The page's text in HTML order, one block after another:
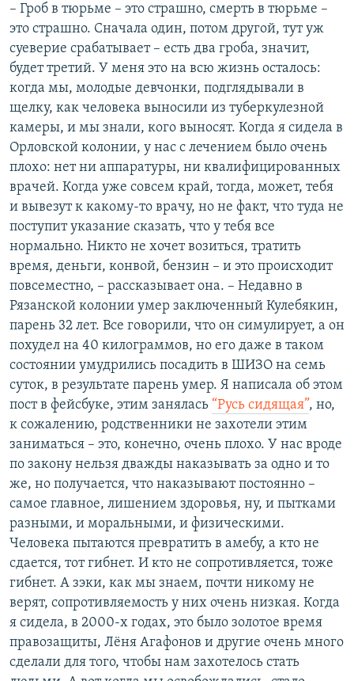
– Гроб в тюрьме – это страшно, смерть в тюрьме –
это страшно. Сначала один, потом другой, тут уж
суеверие срабатывает – есть два гроба, значит,
будет третий. У меня это на всю жизнь осталось:
когда мы, молодые девчонки, подглядывали в
щелку, как человека выносили из туберкулезной
камеры, и мы знали, кого выносят. Когда я сидела в
Орловской колонии, у нас с лечением было очень
плохо: нет ни аппаратуры, ни квалифицированных
врачей. Когда уже совсем край, тогда, может, тебя
и вывезут к какому-то врачу, но не факт, что туда не
поступит указание сказать, что у тебя все
нормально. Никто не хочет возиться, тратить
время, деньги, конвой, бензин – и это происходит
повсеместно, – рассказывает она. – Недавно в
Рязанской колонии умер заключенный Кулебякин,
парень 32 лет. Все говорили, что он симулирует, а он
похудел на 40 килограммов, но его даже в таком
состоянии умудрились посадить в ШИЗО на семь
суток, в результате парень умер. Я написала об этом
пост в фейсбуке, этим занялась “Русь сидящая”, но,
к сожалению, родственники не захотели этим
заниматься – это, конечно, очень плохо. У нас вроде
по закону нельзя дважды наказывать за одно и то
же, но получается, что наказывают постоянно –
самое главное, лишением здоровья, ну, и пытками
разными, и моральными, и физическими.
Человека пытаются превратить в амебу, а кто не
сдается, тот гибнет. И кто не сопротивляется, тоже
гибнет. А зэки, как мы знаем, почти никому не
верят, сопротивляемость у них очень низкая. Когда
я сидела, в 2000-х годах, это было золотое время
правозащиты, Лёня Агафонов и другие очень много
сделали для того, чтобы нам захотелось стать